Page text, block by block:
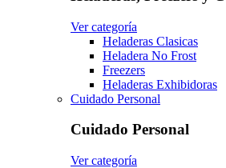
Ver categoría
Heladeras Clasicas
Heladera No Frost
Freezers
Heladeras Exhibidoras
Cuidado Personal
Cuidado Personal
Ver categoría